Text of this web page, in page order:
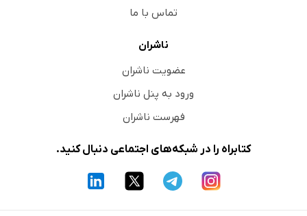
تماس با ما
ناشران
عضویت ناشران
ورود به پنل ناشران
فهرست ناشران
کتابراه را در شبکه‌های اجتماعی دنبال کنید.